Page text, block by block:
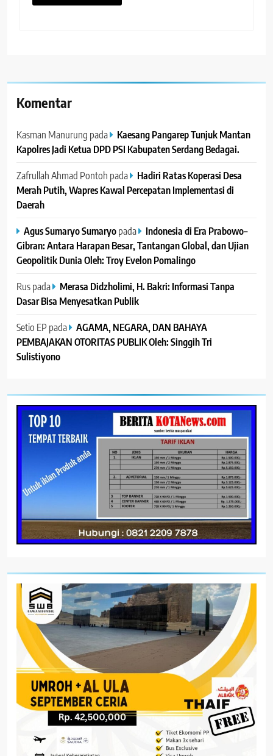
Komentar
Kasman Manurung pada
Kaesang Pangarep Tunjuk Mantan
Kapolres Jadi Ketua DPD PSI Kabupaten Serdang Bedagai. ‎ ‎
Zafrullah Ahmad Pontoh pada
Hadiri Ratas Koperasi Desa
Merah Putih, Wapres Kawal Percepatan Implementasi di
Daerah
Agus Sumaryo Sumaryopada
Indonesia di Era Prabowo–
Gibran: Antara Harapan Besar, Tantangan Global, dan Ujian
Geopolitik Dunia Oleh: Troy Evelon Pomalingo
Ruspada
Merasa Didzholimi, H. Bakri: Informasi Tanpa
Dasar Bisa Menyesatkan Publik
Setio EP pada
AGAMA, NEGARA, DAN BAHAYA
PEMBAJAKAN OTORITAS PUBLIK Oleh: Singgih Tri
Sulistiyono